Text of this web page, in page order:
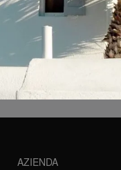
meglio gli edifici
merito della
Classichead
anche
AZIENDA